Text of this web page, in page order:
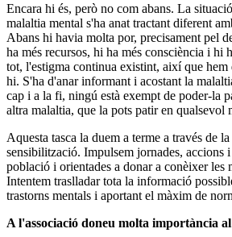
Encara hi és, però no com abans. La
malaltia mental s'ha anat tractant diferent
Abans hi havia molta por, precisament pel
ha més recursos, hi ha més consciència i hi
tot, l'estigma continua existint, així que
hi. S'ha d'anar informant i acostant la
cap i a la fi, ningú està exempt de poder-la
altra malaltia, que la pots patir en qualsevol
Aquesta tasca la duem a terme a través de
sensibilització. Impulsem jornades, accions i
població i orientades a donar a conèixer les
Intentem traslladar tota la informació
trastorns mentals i aportant el màxim de
A l'associació doneu molta importància